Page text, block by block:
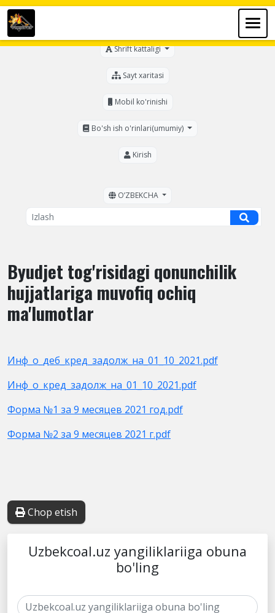
Shrift kattaligi
Sayt xaritasi
Mobil ko'rinishi
Bo'sh ish o'rinlari(umumiy)
Kirish
OʼZBEKCHA
Byudjet tog'risidagi qonunchilik
hujjatlariga muvofiq ochiq
ma'lumotlar
Инф_о_деб_кред_задолж_на_01_10_2021.pdf
Инф_о_кред_задолж_на_01_10_2021.pdf
Форма №1 за 9 месяцев 2021 год.pdf
Форма №2 за 9 месяцев 2021 г.pdf
Chop etish
Uzbekcoal.uz yangiliklariiga obuna
bo'ling